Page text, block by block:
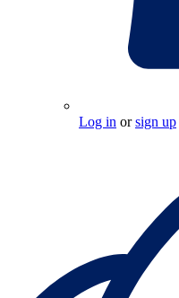
Log in orsign up